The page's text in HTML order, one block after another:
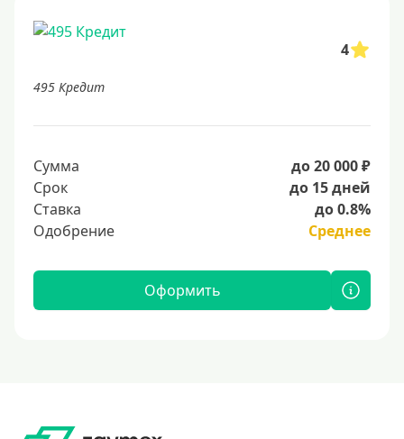
4
495 Кредит
Сумма
до 20 000 ₽
Срок
до 15 дней
Ставка
до 0.8%
Одобрение
Среднее
Оформить